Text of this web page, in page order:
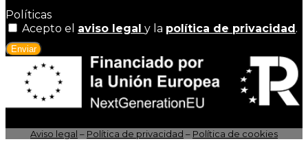
Políticas
Acepto el aviso legal y la política de privacidad.
Enviar
Aviso legal – Política de privacidad – Política de cookies